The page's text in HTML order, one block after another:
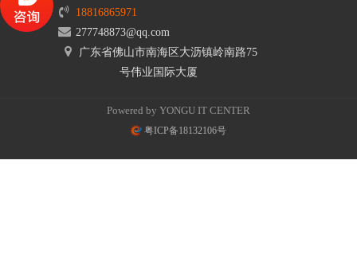
18816865971
277748873@qq.com
广东省佛山市南海区大沥镇岭南路75
号伟业国际大厦
Powered by YONGU IT CENTER
粤ICP备18132106号